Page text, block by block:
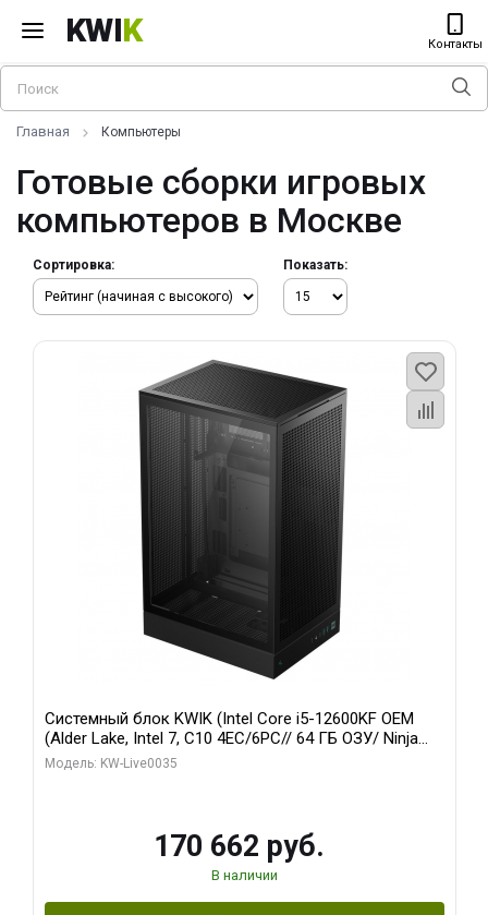
KWIK Контакты
Главная Компьютеры
Готовые сборки игровых
компьютеров в Москве
Сортировка: Показать:
Системный блок KWIK (Intel Core i5-12600KF OEM
(Alder Lake, Intel 7, C10 4EC/6PC// 64 ГБ ОЗУ/ Ninja
Sinotex GTX1650 4GB 128bit GDDR6 DVI DP HDMI 2/
Модель: KW-Live0035
170 662 руб.
В наличии